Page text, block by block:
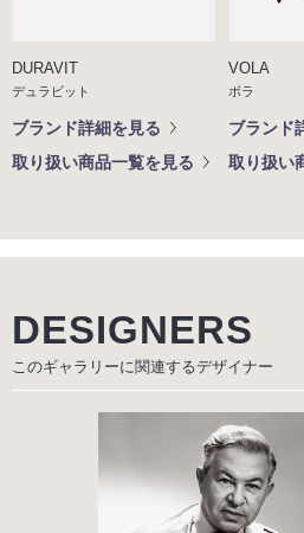
DURAVIT
デュラビット
ブランド詳細を見る
取り扱い商品一覧を見る
VOLA
ボラ
ブランド
取り扱い
DESIGNERS
このギャラリーに関連するデザイナー